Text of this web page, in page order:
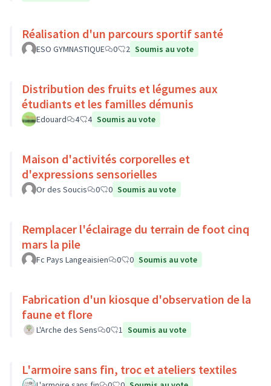
Réalisation d'un parcours sportif santé
ESO GYMNASTIQUE 0 2 Soumis au vote
Distribution des fruits et légumes aux
étudiants et les familles démunis
Edouard 4 4 Soumis au vote
Maison d'activités corporelles et
d'expressions sensorielles
Or des Soucis 0 0 Soumis au vote
Remplacer l'éclairage du terrain de foot cinq
mars la pile
Fc Pays Langeaisien 0 0 Soumis au vote
Fabrication d'un kiosque d'observation de la
faune et flore
L'Arche des Sens 0 1 Soumis au vote
L'armoire sans fin, troc et ateliers textiles